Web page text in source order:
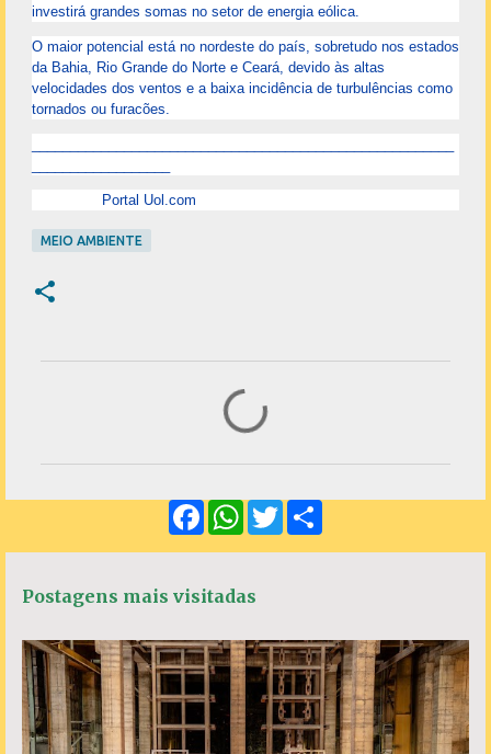
investirá grandes somas no setor de energia eólica.
O maior potencial está no nordeste do país, sobretudo nos estados
da Bahia, Rio Grande do Norte e Ceará, devido às altas
velocidades dos ventos e a baixa incidência de turbulências como
tornados ou furacões.
Portal Uol.com
MEIO AMBIENTE
t
i
o
s
F
a
o
W
h
A
T
w
Postagens mais visitadas